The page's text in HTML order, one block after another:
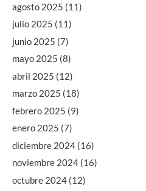
agosto 2025 (11)
julio 2025 (11)
junio 2025 (7)
mayo 2025 (8)
abril 2025 (12)
marzo 2025 (18)
febrero 2025 (9)
enero 2025 (7)
diciembre 2024 (16)
noviembre 2024 (16)
octubre 2024 (12)